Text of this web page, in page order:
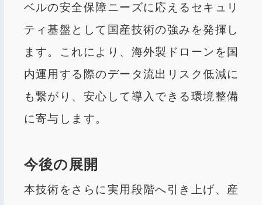
ベルの安全保障ニーズに応えるセキュリ
ティ基盤として国産技術の強みを発揮し
ます。これにより、海外製ドローンを国
内運用する際のデータ流出リスク低減に
も繋がり、安心して導入できる環境整備
に寄与します。
今後の展開
本技術をさらに実用段階へ引き上げ、産